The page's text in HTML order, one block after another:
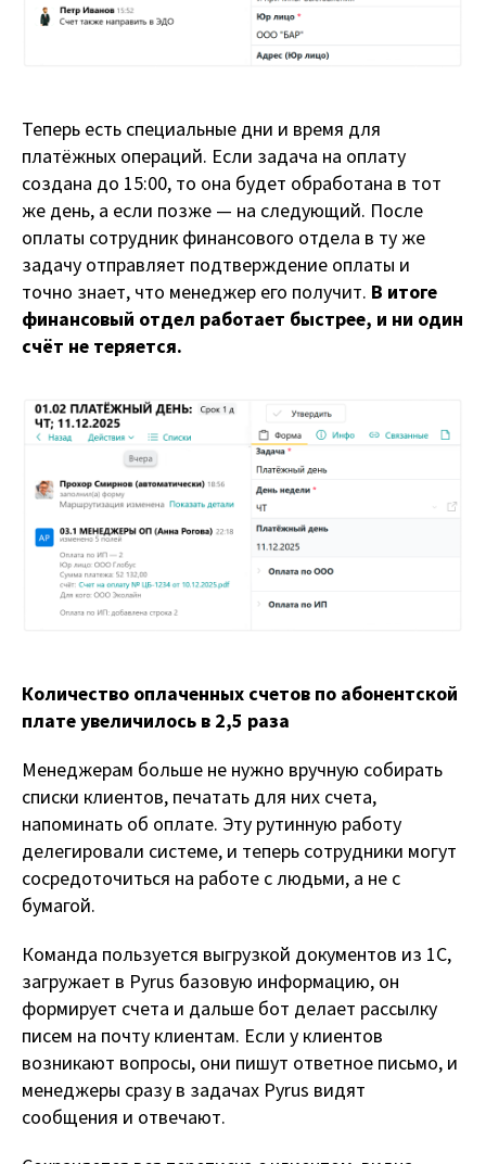
Теперь есть специальные дни и время для
платёжных операций. Если задача на оплату
создана до 15:00, то она будет обработана в тот
же день, а если позже — на следующий. После
оплаты сотрудник финансового отдела в ту же
задачу отправляет подтверждение оплаты и
точно знает, что менеджер его получит. В итоге
финансовый отдел работает быстрее, и ни один
счёт не теряется.
Количество оплаченных счетов по абонентской
плате увеличилось в 2,5 раза
Менеджерам больше не нужно вручную собирать
списки клиентов, печатать для них счета,
напоминать об оплате. Эту рутинную работу
делегировали системе, и теперь сотрудники могут
сосредоточиться на работе с людьми, а не с
бумагой.
Команда пользуется выгрузкой документов из 1С,
загружает в Pyrus базовую информацию, он
формирует счета и дальше бот делает рассылку
писем на почту клиентам. Если у клиентов
возникают вопросы, они пишут ответное письмо, и
менеджеры сразу в задачах Pyrus видят
сообщения и отвечают.